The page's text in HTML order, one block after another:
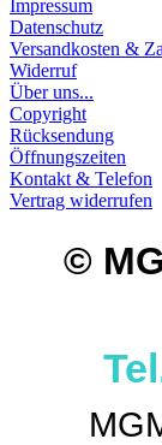
Impressum
Datenschutz
Versandkosten &
Widerruf
Über uns...
Copyright
Rücksendung
Öffnungszeiten
Kontakt & Telefon
Vertrag widerrufen
©